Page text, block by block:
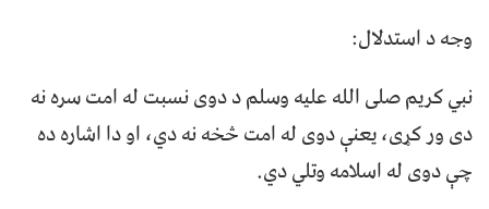
وجه د استدلال:
نبي کریم صلی الله علیه وسلم د دوی نسبت له امت سره نه
دی ور کړی، یعنې دوی له امت څخه نه دي، او دا اشاره ده
چې دوی له اسلامه وتلي دي.